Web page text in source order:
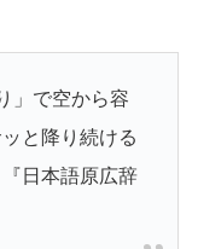
」で空から容
と降り続ける
『日本語原広辞